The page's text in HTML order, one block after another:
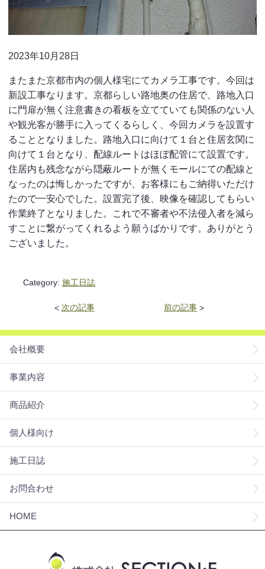
2023年10月28日
またまた京都市内の個人様宅にてカメラ工事です。今回は
新設工事なります。京都らしい路地奥の住居で、路地入口
に門扉が無く注意書きの看板を立てていても関係のない人
や観光客が勝手に入ってくるらしく、今回カメラを設置す
ることとなりました。路地入口に向けて１台と住居玄関に
向けて１台となり、配線ルートはほぼ配管にて設置です。
住居内も残念ながら隠蔽ルートが無くモールにての配線と
なったのは悔しかったですが、お客様にもご納得いただけ
たので一安心でした。設置完了後、映像を確認してもらい
作業終了となりました。これで不審者や不法侵入者を減ら
すことに繋がってくれるよう願うばかりです。ありがとう
ございました。
Category: 施工日誌
< 次の記事 前の記事 >
会社概要
事業内容
商品紹介
個人様向け
施工日誌
お問合わせ
HOME